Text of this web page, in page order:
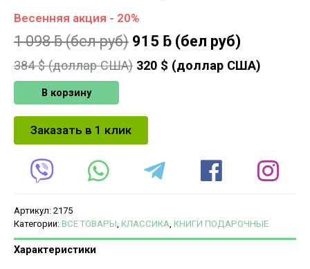
Весенняя акция - 20%
1 098ƃ(бел руб) 915 ƃ (бел руб)
384$ (доллар США) 320 $ (доллар США)
В корзину
Заказать в 1 клик
Артикул: 2175
Категории: ВСЕ ТОВАРЫ КЛАССИКА КНИГИ ПОДАРОЧНЫЕ
Характеристики